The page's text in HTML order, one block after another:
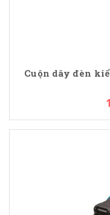
Cuộn dây đèn